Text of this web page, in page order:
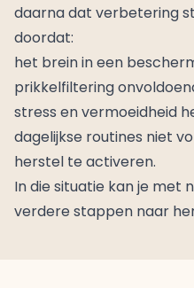
daarna dat verbetering
doordat:
het brein in een
prikkelfiltering
stress en vermoeidheid
dagelijkse routines niet
herstel te activeren.
In die situatie kan je met
verdere stappen naar